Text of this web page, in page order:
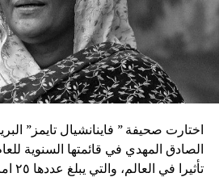
اختارت صحيفة ” فاينانشيال تايمز”
تأثيرا في العالم، والتي يبلغ عددها ٢٥ امرأة.